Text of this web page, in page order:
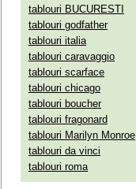
tablouri BUCURESTI
tablouri godfather
tablouri italia
tablouri caravaggio
tablouri scarface
tablouri chicago
tablouri boucher
tablouri fragonard
tablouri Marilyn Monroe
tablouri da vinci
tablouri roma